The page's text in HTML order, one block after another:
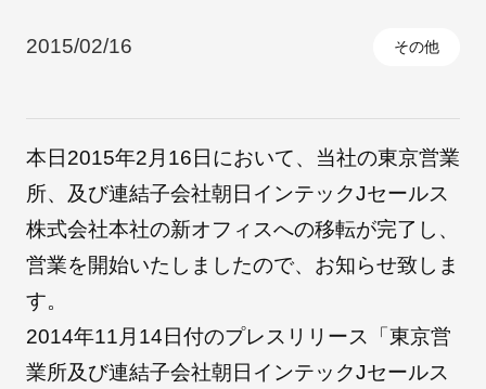
やさしくわかる病気と治療
2015/02/16 その他
本日2015年2月16日において、当社の東京営業
所、及び連結子会社朝日インテックJセールス
株式会社本社の新オフィスへの移転が完了し、
営業を開始いたしましたので、お知らせ致しま
す。
2014年11月14日付のプレスリリース「東京営
業所及び連結子会社朝日インテックJセールス